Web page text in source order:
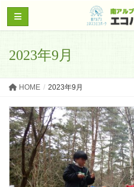
2023年9月
HOME 2023年9月